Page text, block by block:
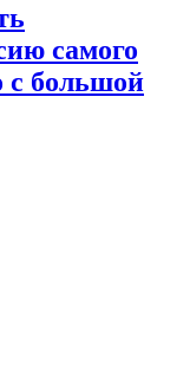
самого
с большой